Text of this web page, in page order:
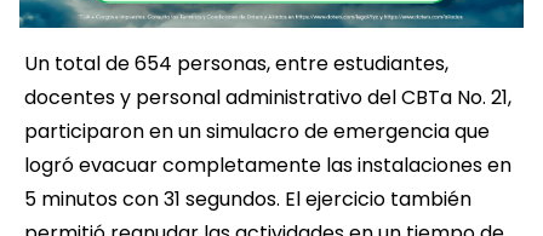
Un total de 654 personas, entre estudiantes,
docentes y personal administrativo del CBTa No. 21,
participaron en un simulacro de emergencia que
logró evacuar completamente las instalaciones en
5 minutos con 31 segundos. El ejercicio también